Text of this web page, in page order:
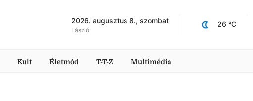
2026. augusztus 8., szombat
László
26 °C
Kult Életmód T-T-Z Multimédia